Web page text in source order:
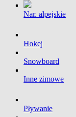
Nar. alpejskie
Hokej
Snowboard
Inne zimowe
Pływanie